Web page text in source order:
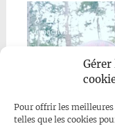
Gérer
Pour offrir les
telles que les cookies